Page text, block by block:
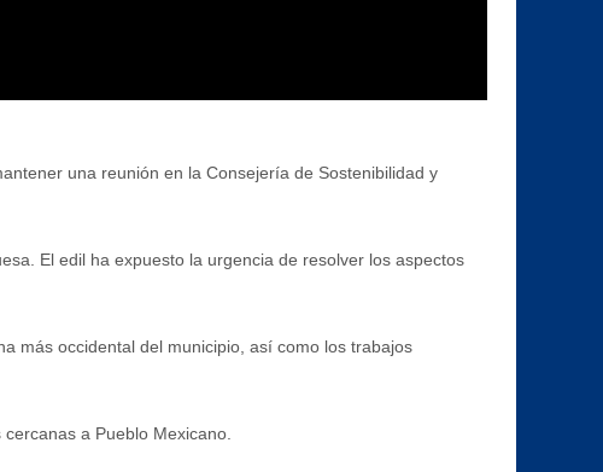
una reunión en la Consejería de Sostenibilidad y
El edil ha expuesto la urgencia de resolver los aspectos
más occidental del municipio, así como los trabajos
a Pueblo Mexicano.